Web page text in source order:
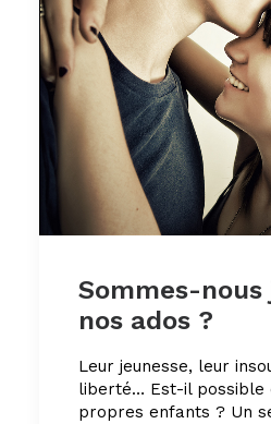
Sommes-nous
nos ados ?
Leur jeunesse, leur
liberté… Est-il possible
propres enfants ? Un